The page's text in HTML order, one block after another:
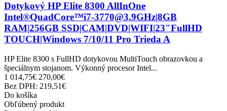
Dotykový HP Elite 8300 AllInOne
Intel®QuadCore™i7-3770@3.9GHz|8GB
RAM|256GB SSD|CAM|DVD|WIFI|23"FullHD
TOUCH|Windows 7/10/11 Pro Trieda A
HP Elite 8300 s FullHD dotykovou MultiTouch obrazovkou a
špeciálnym stojanom. Výkonný procesor Intel...
1 014,75€ 270,00€
Bez DPH: 219,51€
Do košíka
Obľúbený produkt